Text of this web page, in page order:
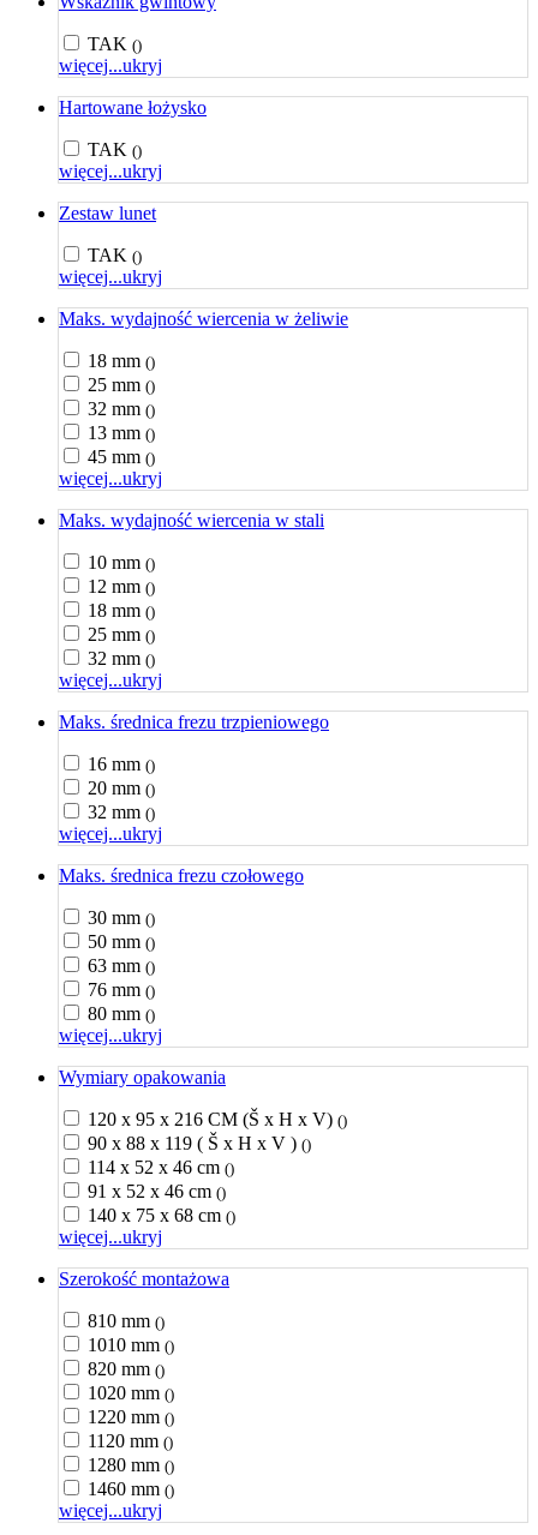
TAK ()
więcej...ukryj
Hartowane łożysko
TAK ()
więcej...ukryj
Zestaw lunet
TAK ()
więcej...ukryj
Maks. wydajność wiercenia w żeliwie
18 mm ()
25 mm ()
32 mm ()
13 mm ()
45 mm ()
więcej...ukryj
Maks. wydajność wiercenia w stali
10 mm ()
12 mm ()
18 mm ()
25 mm ()
32 mm ()
więcej...ukryj
Maks. średnica frezu trzpieniowego
16 mm ()
20 mm ()
32 mm ()
więcej...ukryj
Maks. średnica frezu czołowego
30 mm ()
50 mm ()
63 mm ()
76 mm ()
80 mm ()
więcej...ukryj
Wymiary opakowania
120 x 95 x 216 CM (Š x H x V) ()
90 x 88 x 119 ( Š x H x V ) ()
114 x 52 x 46 cm ()
91 x 52 x 46 cm ()
140 x 75 x 68 cm ()
więcej...ukryj
Szerokość montażowa
810 mm ()
1010 mm ()
820 mm ()
1020 mm ()
1220 mm ()
1120 mm ()
1280 mm ()
1460 mm ()
więcej...ukryj